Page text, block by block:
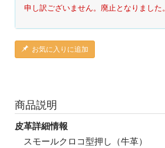
申し訳ございません。廃止となりました。
お気に入りに追加
商品説明
皮革詳細情報
スモールクロコ型押し（牛革）